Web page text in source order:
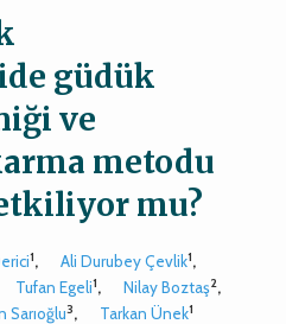
güdük
ve
metodu
mu?
1, Ali Durubey Çevlik1,
Tufan Egeli1, Nilay Boztaş2,
Sarıoğlu3, Tarkan Ünek1